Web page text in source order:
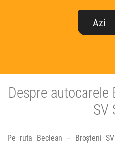
Azi
Despre autocarele
SV
Pe ruta Beclean – Broșteni